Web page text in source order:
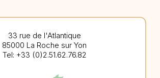
33 rue de l'Atlantique
85000 La Roche sur Yon
Tel: +33 (0)2.51.62.76.82